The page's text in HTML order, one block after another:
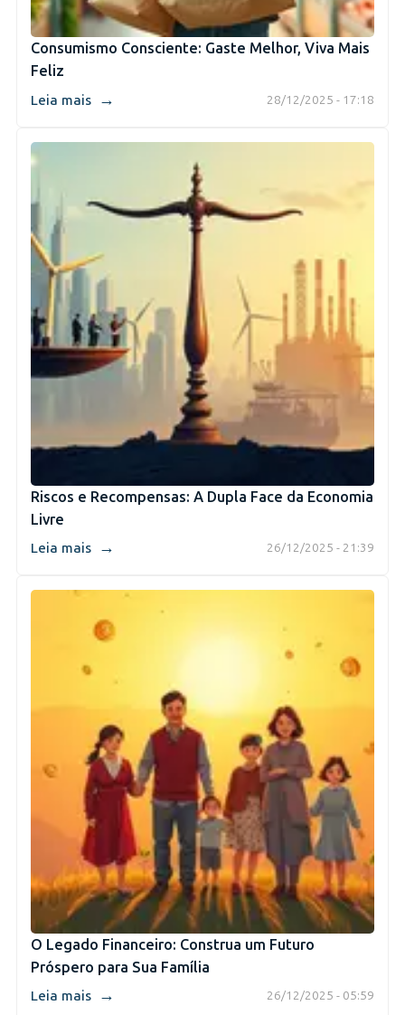
Consumismo Consciente: Gaste Melhor, Viva Mais
Feliz
28/12/2025 - 17:18
Leia mais →
Riscos e Recompensas: A Dupla Face da Economia
Livre
26/12/2025 - 21:39
Leia mais →
O Legado Financeiro: Construa um Futuro
Próspero para Sua Família
26/12/2025 - 05:59
Leia mais →